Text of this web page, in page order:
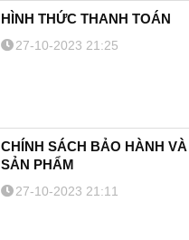
HÌNH THỨC THANH TOÁN
27-10-2023 21:25
CHÍNH SÁCH BẢO HÀNH
SẢN PHẨM
27-10-2023 21:11